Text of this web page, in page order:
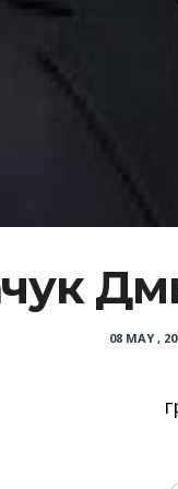
08 MAY ,